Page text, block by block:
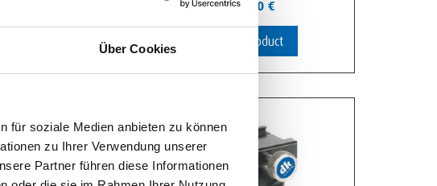
Über Cookies
für soziale Medien anbieten zu können
zu Ihrer Verwendung unserer
Partner führen diese Informationen
View Product